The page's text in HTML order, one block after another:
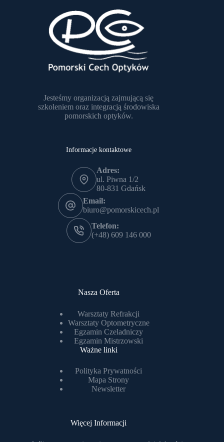
Jesteśmy organizacją zajmującą się
szkoleniem oraz integracją środowiska
pomorskich optyków.
Informacje kontaktowe
Adres:
ul. Piwna 1/2
80-831 Gdańsk
Email:
biuro@pomorskicech.pl
Telefon:
(+48) 609 146 000
Nasza Oferta
Warsztaty Refrakcji
Warsztaty Optometryczne
Egzamin Czeladniczy
Egzamin Mistrzowski
Ważne linki
Polityka Prywatności
Mapa Strony
Newsletter
Więcej Informacji